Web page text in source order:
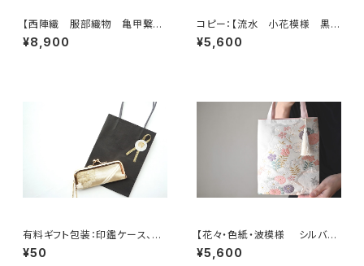
【西陣織 服部織物 亀甲繋ぎ
に鳳凰・花模様 帯リメイク ト
ートバッグ】日常使い、結婚式、パ
¥8,900
コピー：【流水 小花模様 黒
シルク 帯リメイク ミニサブバッ
ク フォーマルバック】日常使い、
¥5,600
有料ギフト包装：印鑑ケース、ミ
ニジュエリケース用ミニショッピ
ングバック
¥50
【花々・色紙・波模様 シルバ
ー・薄ピンク シルク帯リメイク
ミニサブバッグ フォーマルバッ
¥5,600